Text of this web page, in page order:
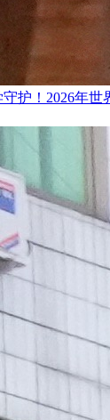
护！2026年世